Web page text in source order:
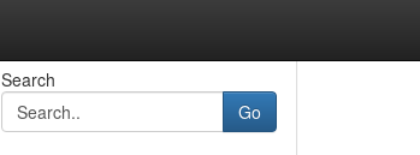
Search
Go